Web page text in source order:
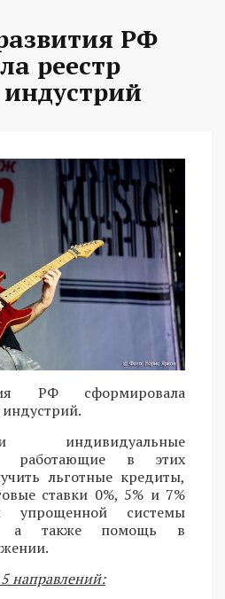
РФ
реестр
РФ сформировала
работающие в этих
льготные кредиты,
ставки 0%, 5% и 7%
упрощенной системы
а также помощь в
направлений: